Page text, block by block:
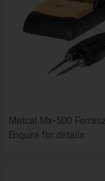
Metcal Mx-500
Enquire for details